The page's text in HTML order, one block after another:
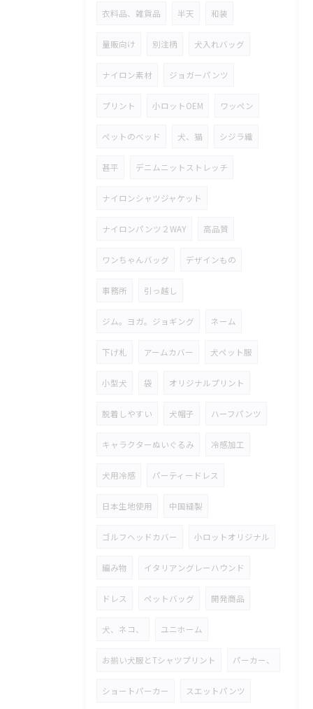
衣料品、雑貨品 半天 和装
量販向け 別注柄 犬入れバッグ
ナイロン素材 ジョガーパンツ
プリント 小ロットOEM ワッペン
ペットのベッド 犬、猫 シジラ織
甚平 デニムニットストレッチ
ナイロンシャツジャケット
ナイロンパンツ２WAY 高品質
ワンちゃんバッグ デザインもの
事務所 引っ越し
ジム。ヨガ。ジョギング ネーム
下げ札 アームカバー 犬ペット服
小型犬 袋 オリジナルプリント
脱着しやすい 犬帽子 ハーフパンツ
キャラクターぬいぐるみ 冷感加工
犬用冷感 パーティードレス
日本生地使用 中国縫製
ゴルフヘッドカバー 小ロットオリジナル
編み物 イタリアングレーハウンド
ドレス ペットバッグ 開発商品
犬、ネコ、 ユニホーム
お揃い犬服とTシャツプリント パーカー、
ショートパーカー スエットパンツ